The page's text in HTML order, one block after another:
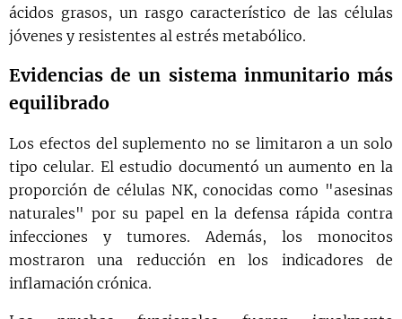
ácidos grasos, un rasgo característico de las células
jóvenes y resistentes al estrés metabólico.
Evidencias de un sistema inmunitario más
equilibrado
Los efectos del suplemento no se limitaron a un solo
tipo celular. El estudio documentó un aumento en la
proporción de células NK, conocidas como "asesinas
naturales" por su papel en la defensa rápida contra
infecciones y tumores. Además, los monocitos
mostraron una reducción en los indicadores de
inflamación crónica.